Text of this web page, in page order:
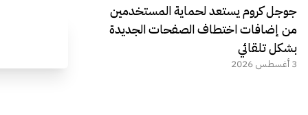
جوجل كروم يستعد لحماية المستخدمين
من إضافات اختطاف الصفحات الجديدة
بشكل تلقائي
3 أغسطس 2026